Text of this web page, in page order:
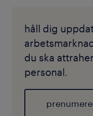
håll dig
du ska
personal.